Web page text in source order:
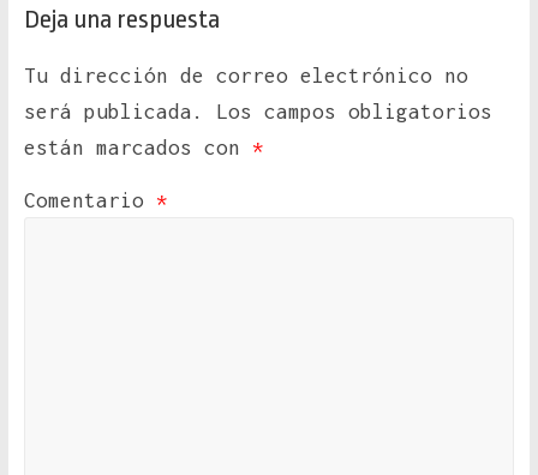
Deja una respuesta
Tu dirección de correo electrónico no
será publicada.
Los campos obligatorios
están marcados con *
Comentario *